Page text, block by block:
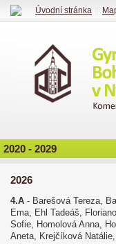
2020 - 2029
2026
4.A - Barešová Tereza,
Ema, Ehl Tadeáš,
Sofie, Homolová Anna,
Aneta, Krejčíková
Úvodní stránka